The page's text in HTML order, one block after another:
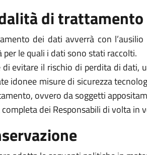
di trattamento
dei dati avverrà con
per le quali i dati sono stati raccolti.
evitare il rischio di perdita di dati,
idonee misure di sicurezza
ovvero da soggetti
completa dei Responsabili di volta